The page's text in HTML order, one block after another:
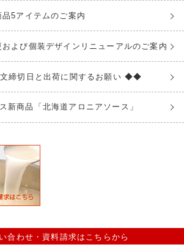
5アイテムのご案内
よび個装デザインリニューアルのご案内
締切日と出荷に関するお願い ◆◆
新商品「北海道アロニアソース」
合わせ・資料請求はこちらから